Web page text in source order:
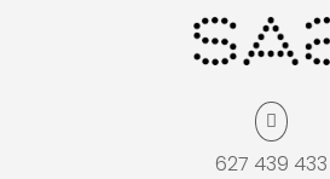

627 439 433